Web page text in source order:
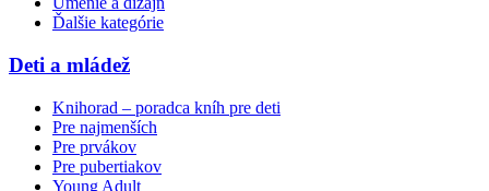
Ďalšie kategórie
Deti a mládež
Knihorad – poradca kníh pre deti
Pre najmenších
Pre prvákov
Pre pubertiakov
Young Adult